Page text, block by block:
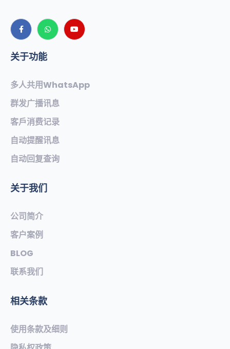
关于功能
多人共用WhatsApp
群发广播讯息
客戶消费记录
自动提醒讯息
自动回复查询
关于我们
公司简介
客户案例
BLOG
联系我们
相关条款
使用条款及细则